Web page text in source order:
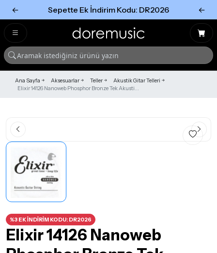
← Sepette Ek İndirim Kodu: DR2026 ←
Ana Sayfa Aksesuarlar Teller
Akustik Gitar Telleri
Elixir 14126 Nanoweb Phosphor Bronze Tek Akusti...
%3 EK İNDİRİM KODU: DR2026
Elixir 14126 Nanoweb
Tümünü Gör
Tümünü gör